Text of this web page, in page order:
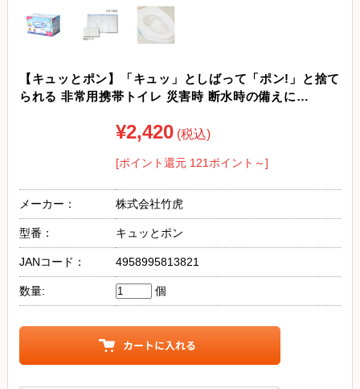
【キュッとポン】「キュッ」としばって「ポン!」と捨て
られる 非常用携帯トイレ 災害時 断水時の備えに…
¥2,420 (税込)
[ポイント還元 121ポイント～]
メーカー： 株式会社竹虎
型番： キュッとポン
JANコード： 4958995813821
数量: 個